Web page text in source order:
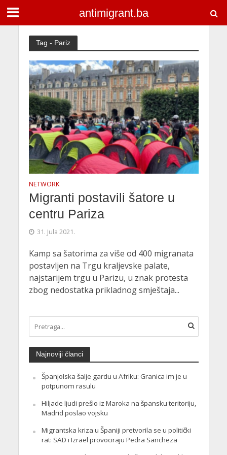
antimigrant.ba
Tag - Pariz
NETWORK
Migranti postavili šatore u
centru Pariza
31. Jula 2021.
Kamp sa šatorima za više od 400 migranata
postavljen na Trgu kraljevske palate,
najstarijem trgu u Parizu, u znak protesta
zbog nedostatka prikladnog smještaja...
Najnoviji članci
Španjolska šalje gardu u Afriku: Granica im je u
potpunom rasulu
Hiljade ljudi prešlo iz Maroka na špansku teritoriju,
Madrid poslao vojsku
Migrantska kriza u Španiji pretvorila se u politički
rat: SAD i Izrael provociraju Pedra Sancheza